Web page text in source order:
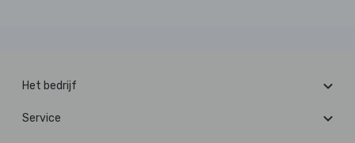
Het bedrijf
Service